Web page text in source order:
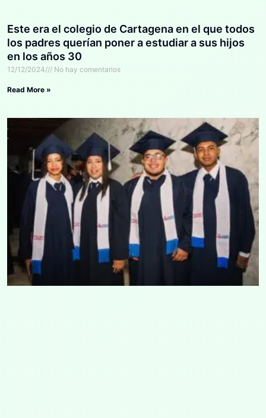
Este era el colegio de Cartagena en el que todos
los padres querían poner a estudiar a sus hijos
en los años 30
12/12/2024 No hay comentarios
Read More »